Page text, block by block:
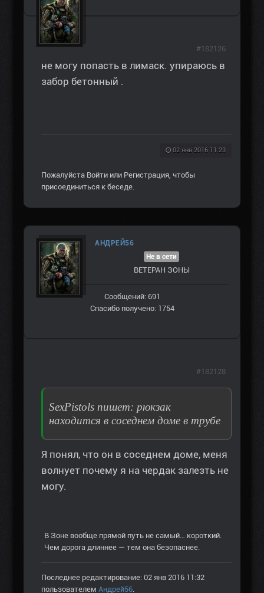
не могу попасть в лимаск. упираюсь в
забор бетонный .
02 янв 2016 11:23
#182126
Пожалуйста Войти или Регистрация , чтобы
присоединиться к беседе.
АНДРЕЙ56
Не в сети
ВЕТЕРАН ЗOНЫ
Сообщений: 691
Спасибо получено: 1754
SexPistols пишет: рюкзак
находится в соседнем доме в трубе
Я понял, что он в соседнем доме, меня
волнует почему я на чердак залезть не
могу.
В Зоне вообще прямой путь не самый… короткий.
Чем дорога длиннее — тем она безопаснее.
Последнее редактирование: 02 янв 2016 11:32
пользователем Андрей56
#182128